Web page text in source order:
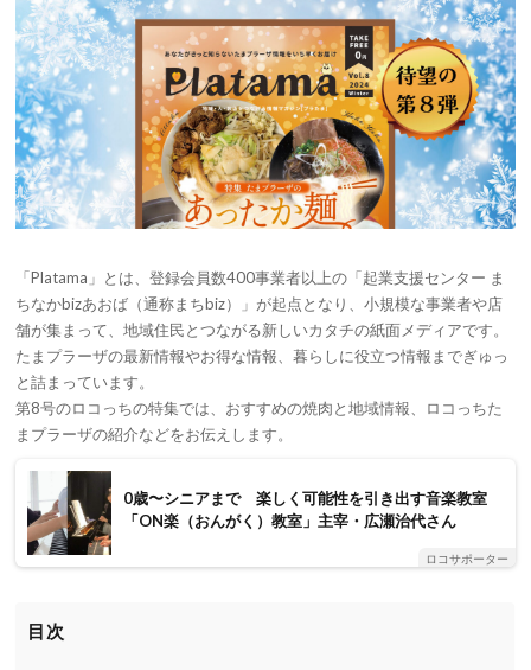
「Platama」とは、登録会員数400事業者以上の「起業支援センター ま
ちなかbizあおば（通称まちbiz）」が起点となり、小規模な事業者や店
舗が集まって、地域住民とつながる新しいカタチの紙面メディアです。
たまプラーザの最新情報やお得な情報、暮らしに役立つ情報までぎゅっ
と詰まっています。
第8号のロコっちの特集では、おすすめの焼肉と地域情報、ロコっちた
まプラーザの紹介などをお伝えします。
0歳〜シニアまで 楽しく可能性を引き出す音楽教室
「ON楽（おんがく）教室」主宰・広瀬治代さん
ロコサポーター
目次